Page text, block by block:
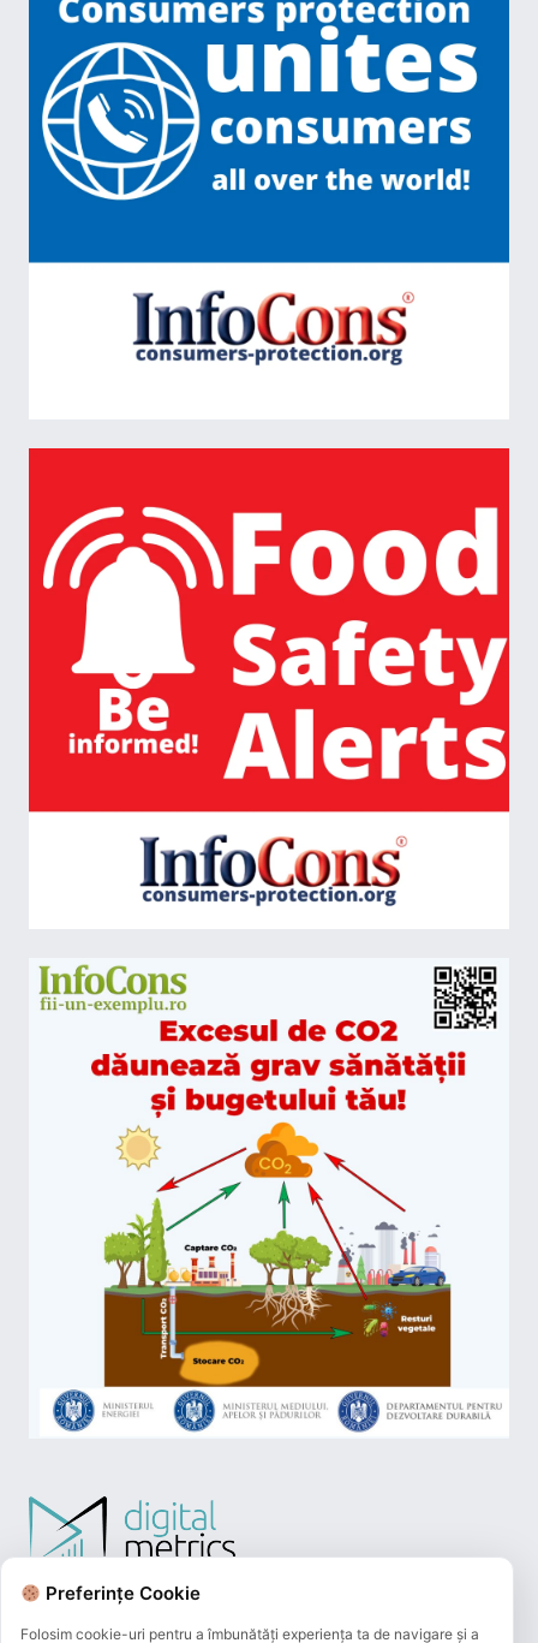
Preferințe Cookie
Folosim cookie-uri pentru a îmbunătăți experiența ta de navigare și a